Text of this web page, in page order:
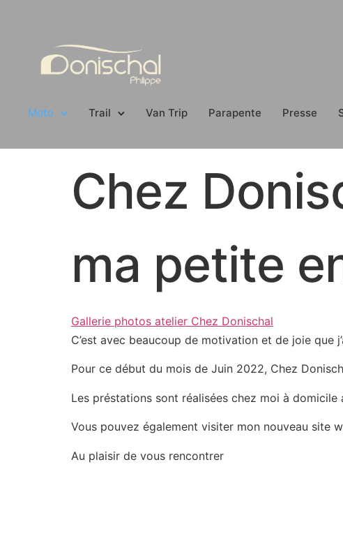
Moto Trail Van Trip Parapente Presse
Chez
ma petite
Gallerie photos atelier Chez Donischal
C’est avec beaucoup de motivation et de joie que
Pour ce début du mois de Juin 2022, Chez
Les préstations sont réalisées chez moi à
Vous pouvez également visiter mon nouveau site
Au plaisir de vous rencontrer